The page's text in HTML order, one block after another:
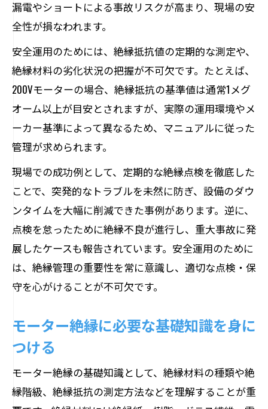
漏電やショートによる事故リスクが高まり、現場の安
全性が損なわれます。
安全運用のためには、絶縁抵抗値の定期的な測定や、
絶縁材料の劣化状況の把握が不可欠です。たとえば、
200Vモーターの場合、絶縁抵抗の基準値は通常1メグ
オーム以上が目安とされますが、実際の運用環境やメ
ーカー基準によって異なるため、マニュアルに従った
管理が求められます。
現場での成功例として、定期的な絶縁点検を徹底した
ことで、突発的なトラブルを未然に防ぎ、設備のダウ
ンタイムを大幅に削減できた事例があります。逆に、
点検を怠ったために絶縁不良が進行し、重大事故に発
展したケースも報告されています。安全運用のために
は、絶縁管理の重要性を常に意識し、適切な点検・保
守を心がけることが不可欠です。
モーター絶縁に必要な基礎知識を身に
つける
モーター絶縁の基礎知識として、絶縁材料の種類や絶
縁階級、絶縁抵抗の測定方法などを理解することが重